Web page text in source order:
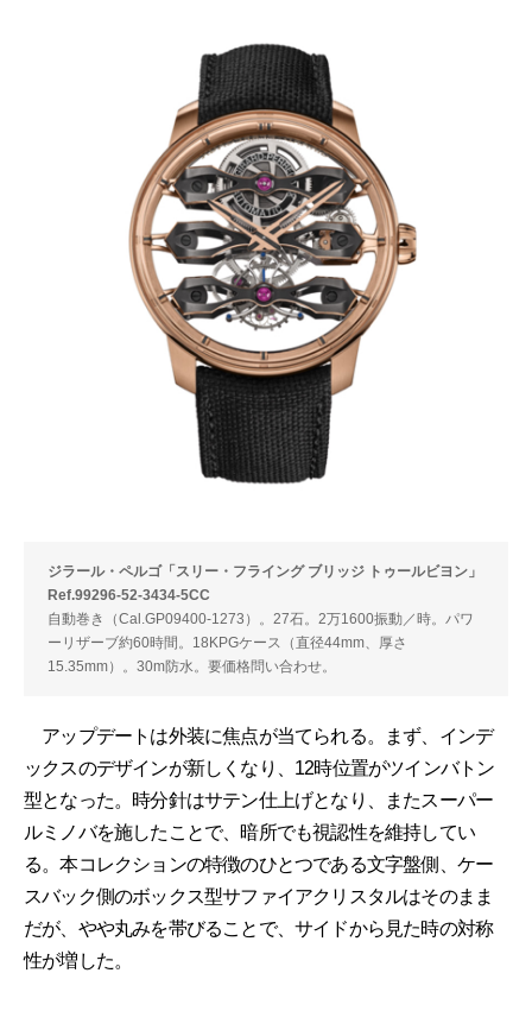
ジラール・ペルゴ「スリー・フライング ブリッジ トゥールビヨン」
Ref.99296-52-3434-5CC
自動巻き（Cal.GP09400-1273）。27石。2万1600振動／時。パワ
ーリザーブ約60時間。18KPGケース（直径44mm、厚さ
15.35mm）。30m防水。要価格問い合わせ。
アップデートは外装に焦点が当てられる。まず、インデ
ックスのデザインが新しくなり、12時位置がツインバトン
型となった。時分針はサテン仕上げとなり、またスーパー
ルミノバを施したことで、暗所でも視認性を維持してい
る。本コレクションの特徴のひとつである文字盤側、ケー
スバック側のボックス型サファイアクリスタルはそのまま
だが、やや丸みを帯びることで、サイドから見た時の対称
性が増した。